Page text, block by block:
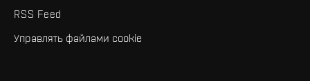
RSS Feed
Управлять файлами cookie